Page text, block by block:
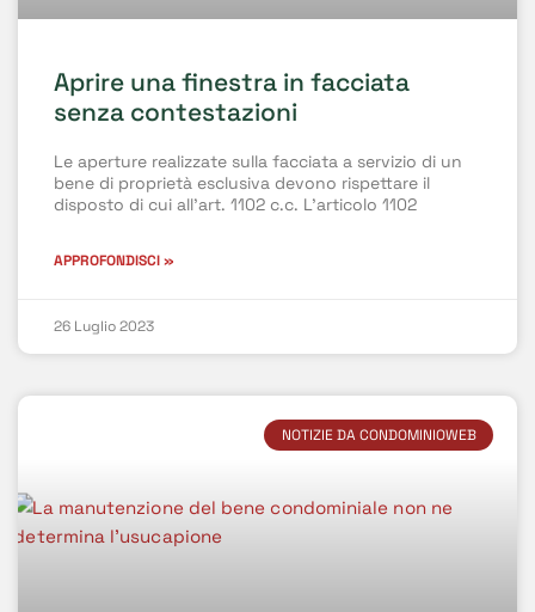
Aprire una finestra in facciata
senza contestazioni
Le aperture realizzate sulla facciata a servizio di un
bene di proprietà esclusiva devono rispettare il
disposto di cui all’art. 1102 c.c. L’articolo 1102
APPROFONDISCI »
26 Luglio 2023
NOTIZIE DA CONDOMINIOWEB